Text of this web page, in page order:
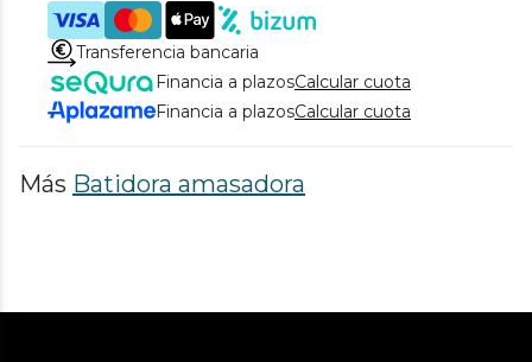
Transferencia bancaria
Financia a plazosCalcular cuota
Financia a plazosCalcular cuota
Más Batidora amasadora